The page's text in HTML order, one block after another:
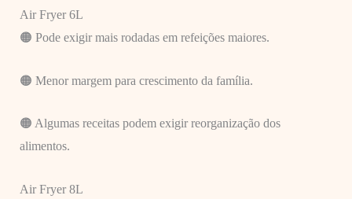
Air Fryer 6L
🟠 Pode exigir mais rodadas em refeições maiores.
🟠 Menor margem para crescimento da família.
🟠 Algumas receitas podem exigir reorganização dos
alimentos.
Air Fryer 8L